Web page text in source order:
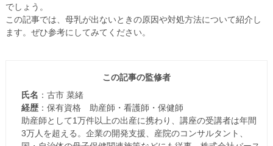
でしょう。
この記事では、母乳が出ないときの原因や対処方法について紹介し
ます。ぜひ参考にしてみてください。
この記事の監修者
氏名 ：古市 菜緒
経歴 ：保有資格 助産師・看護師・保健師
助産師として1万件以上の出産に携わり、講座の受講者は年間
3万人を超える。企業の開発支援、産院のコンサルタント、